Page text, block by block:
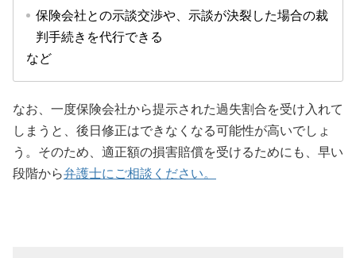
保険会社との示談交渉や、示談が決裂した場合の裁
判手続きを代行できる
など
なお、一度保険会社から提示された過失割合を受け入れて
しまうと、後日修正はできなくなる可能性が高いでしょ
う。そのため、適正額の損害賠償を受けるためにも、早い
段階から弁護士にご相談ください。